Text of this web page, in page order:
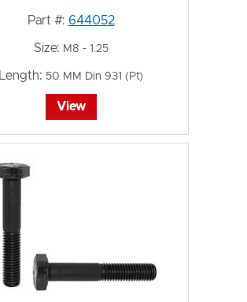
Part #: 644052
Size: M8 - 1.25
Length: 50 MM Din 931 (Pt)
View